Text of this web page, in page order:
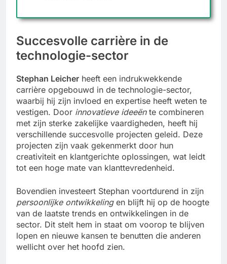
Succesvolle carrière in de
technologie-sector
Stephan Leicher heeft een indrukwekkende
carrière opgebouwd in de technologie-sector,
waarbij hij zijn invloed en expertise heeft weten te
vestigen. Door innovatieve ideeënte combineren
met zijn sterke zakelijke vaardigheden, heeft hij
verschillende succesvolle projecten geleid. Deze
projecten zijn vaak gekenmerkt door hun
creativiteit en klantgerichte oplossingen, wat leidt
tot een hoge mate van klanttevredenheid.
Bovendien investeert Stephan voortdurend in zijn
persoonlijke ontwikkelingen blijft hij op de hoogte
van de laatste trends en ontwikkelingen in de
sector. Dit stelt hem in staat om voorop te blijven
lopen en nieuwe kansen te benutten die anderen
wellicht over het hoofd zien.